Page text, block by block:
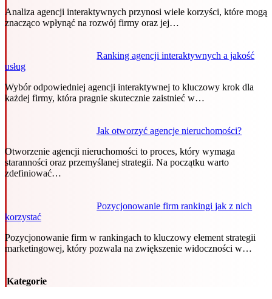
Analiza agencji interaktywnych przynosi wiele korzyści, które mogą
znacząco wpłynąć na rozwój firmy oraz jej…
Ranking agencji interaktywnych a jakość
usług
Wybór odpowiedniej agencji interaktywnej to kluczowy krok dla
każdej firmy, która pragnie skutecznie zaistnieć w…
Jak otworzyć agencje nieruchomości?
Otworzenie agencji nieruchomości to proces, który wymaga
staranności oraz przemyślanej strategii. Na początku warto
zdefiniować…
Pozycjonowanie firm rankingi jak z nich
korzystać
Pozycjonowanie firm w rankingach to kluczowy element strategii
marketingowej, który pozwala na zwiększenie widoczności w…
Kategorie